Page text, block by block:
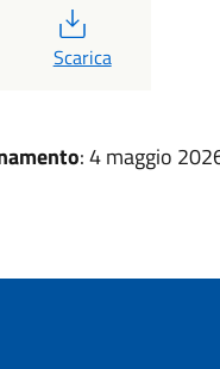
PDF
Scarica
: 4 maggio